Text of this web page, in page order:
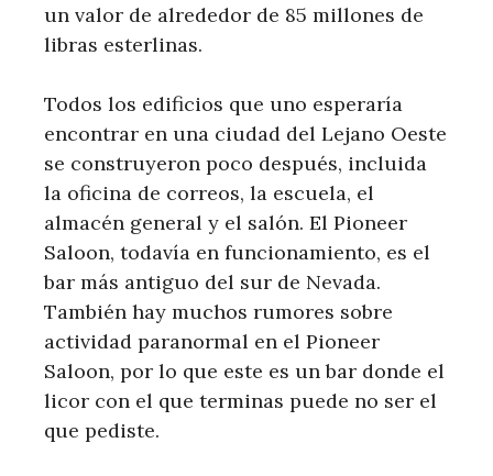
un valor de alrededor de 85 millones de
libras esterlinas.
Todos los edificios que uno esperaría
encontrar en una ciudad del Lejano Oeste
se construyeron poco después, incluida
la oficina de correos, la escuela, el
almacén general y el salón. El Pioneer
Saloon, todavía en funcionamiento, es el
bar más antiguo del sur de Nevada.
También hay muchos rumores sobre
actividad paranormal en el Pioneer
Saloon, por lo que este es un bar donde el
licor con el que terminas puede no ser el
que pediste.